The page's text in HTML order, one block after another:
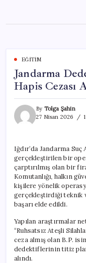
content
EĞITIM
Jandarma
Hapis Cezası
By Tolga Şahin
27 Nisan 2026
Iğdır’da Jandarma
gerçekleştirilen bir
çarptırılmış olan bir
Komutanlığı, halkın
kişilere yönelik
gerçekleştirdiği teknik
başarı elde edildi.
Yapılan araştırmalar
“Ruhsatsız Ateşli
ceza almış olan B.P.
dedektiflerinin titiz
alındı.